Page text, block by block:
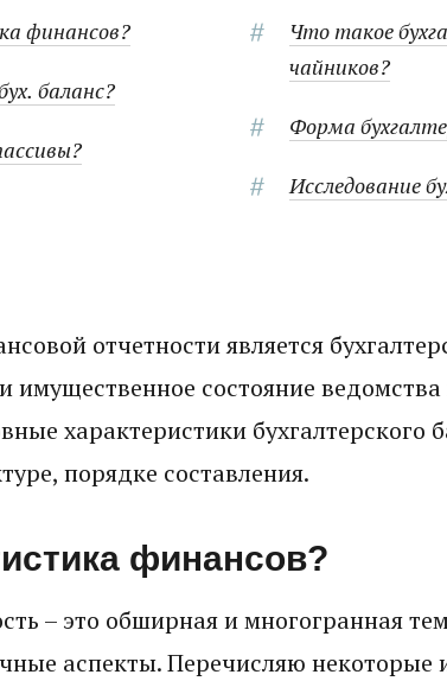
финансов?
баланс?
Что такое
чайников?
Форма
Исследование
отчетности является
имущественное состояние
характеристики бухгалтерского
порядке составления.
финансов?
– это обширная и многогранная
аспекты. Перечисляю некоторые